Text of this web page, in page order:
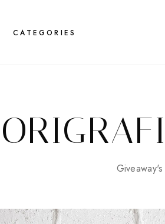
CATEGORIES
Giveaway's